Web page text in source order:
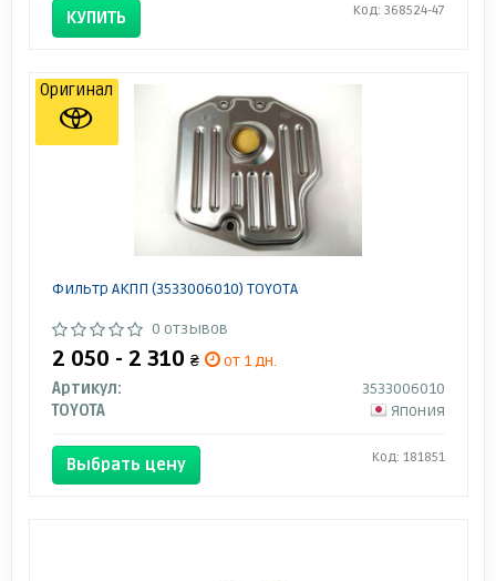
КУПИТЬ Код: 368524-47
Фильтр АКПП (3533006010) TOYOTA
0 отзывов
2 050 - 2 310 ₴
от 1 дн.
Артикул:
3533006010
TOYOTA
Япония
Выбрать цену Код: 181851
Оригинал